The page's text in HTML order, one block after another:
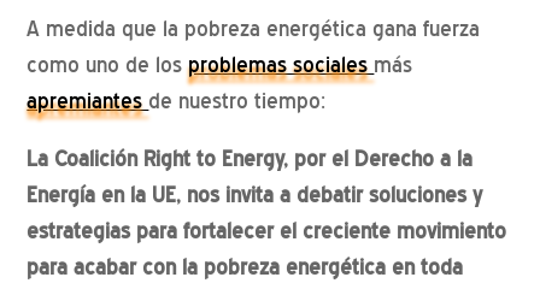
A medida que la pobreza energética gana fuerza
como uno de losproblemas sociales más
apremiantes de nuestro tiempo:
La Coalición Right to Energy, por el Derecho a la
Energía en la UE, nos invita a debatir soluciones y
estrategias para fortalecer el creciente movimiento
para acabar con la pobreza energética en toda